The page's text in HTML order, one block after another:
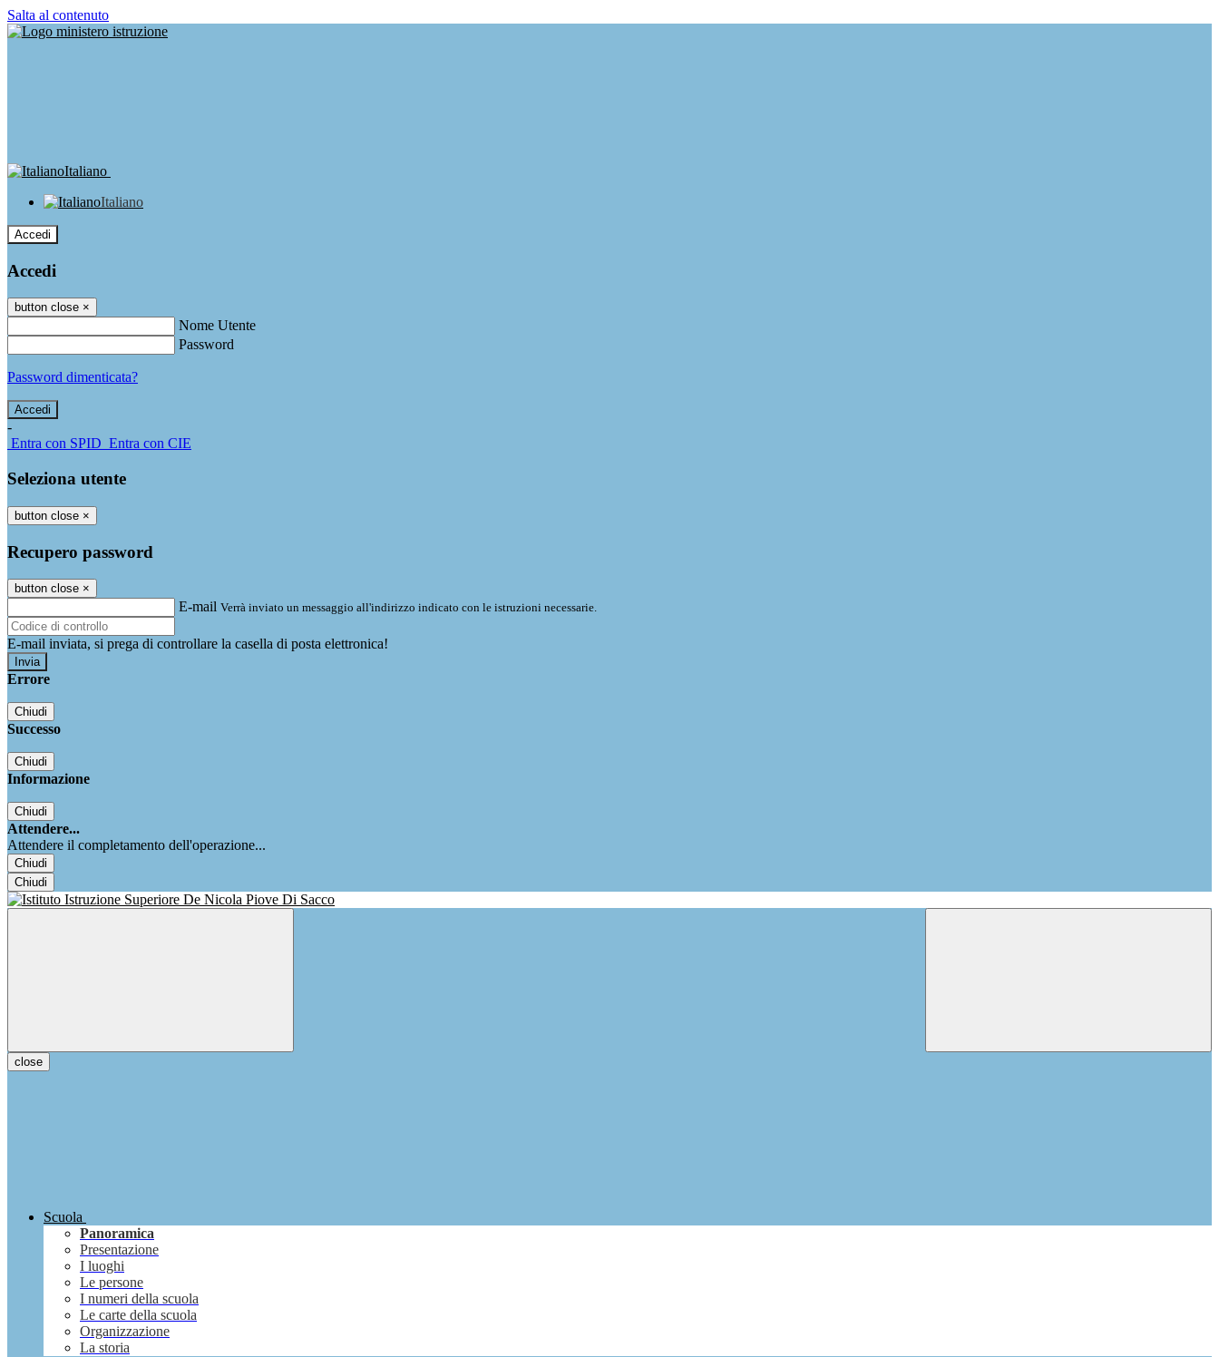
Salta al contenuto
Italiano
Italiano
Accedi
Accedi
button close ×
Nome Utente
Password
Password dimenticata?
-
Entra con SPID Entra con CIE
Seleziona utente
button close ×
Recupero password
button close ×
E-mail Verrà inviato un messaggio all'indirizzo indicato con le istruzioni necessarie.
E-mail inviata, si prega di controllare la casella di posta elettronica!
Errore
Chiudi
Successo
Chiudi
Informazione
Chiudi
Attendere...
Attendere il completamento dell'operazione...
Chiudi
Chiudi
close
Scuola
Panoramica
Presentazione
I luoghi
Le persone
I numeri della scuola
Le carte della scuola
Organizzazione
La storia